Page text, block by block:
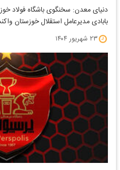
​دنیای معدن: سخنگوی باشگاه فولاد
بابادی مدیرعامل استقلال خوزستان
۲۳ شهریور ۱۴۰۴